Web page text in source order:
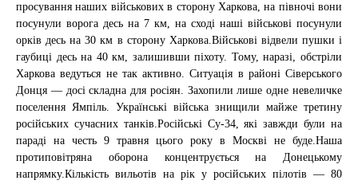
просування наших військових в сторону Харкова, на півночі вони
посунули ворога десь на 7 км, на сході наші військові посунули
орків десь на 30 км в сторону Харкова.Військові відвели пушки і
гаубиці десь на 40 км, залишивши піхоту. Тому, наразі, обстріли
Харкова ведуться не так активно. Ситуація в районі Сіверського
Донця — досі складна для росіян. Захопили лише одне невеличке
поселення Ямпіль. Українські війська знищили майже третину
російських сучасних танків.Російські Су-34, які завжди були на
параді на честь 9 травня цього року в Москві не буде.​​Наша
протиповітряна оборона концентрується на Донецькому
напрямку.Кількість вильотів на рік у російських пілотів — 80